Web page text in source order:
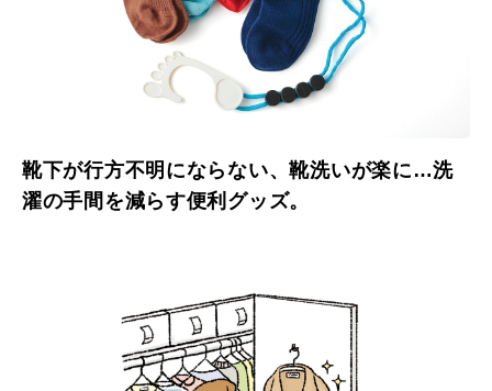
靴下が行方不明にならない、靴洗いが楽に…洗
濯の手間を減らす便利グッズ。